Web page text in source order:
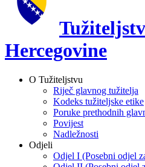
Hercegovine
O Tužiteljstvu
Riječ glavnog tužitelja
Kodeks tužiteljske etike
Poruke prethodnih
Povijest
Nadležnosti
Odjeli
Odjel I (Posebni odjel